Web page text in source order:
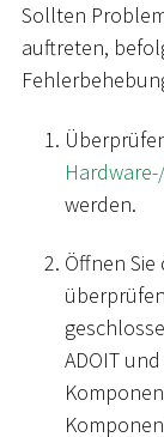
Sollten
auftreten,
werden.
Öffnen
ADOIT